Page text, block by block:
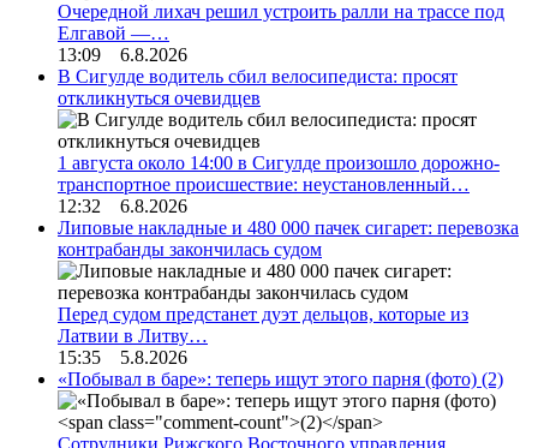
Очередной лихач решил устроить ралли на трассе под
Елгавой —…
13:09 6.8.2026
В Сигулде водитель сбил велосипедиста: просят
откликнуться очевидцев
1 августа около 14:00 в Сигулде произошло дорожно-
транспортное происшествие: неустановленный…
12:32 6.8.2026
Липовые накладные и 480 000 пачек сигарет: перевозка
контрабанды закончилась судом
Перед судом предстанет дуэт дельцов, которые из
Латвии в Литву…
15:35 5.8.2026
«Побывал в баре»: теперь ищут этого парня (фото) (2)
Сотрудники Рижского Восточного управления